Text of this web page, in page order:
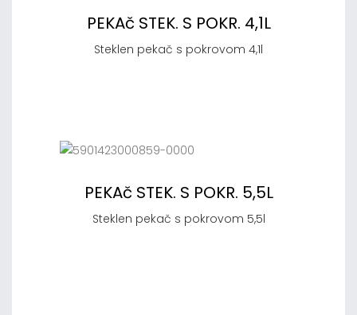
PEKAč STEK. S POKR. 4,1L
Steklen pekač s pokrovom 4,1l
PEKAč STEK. S POKR. 5,5L
Steklen pekač s pokrovom 5,5l